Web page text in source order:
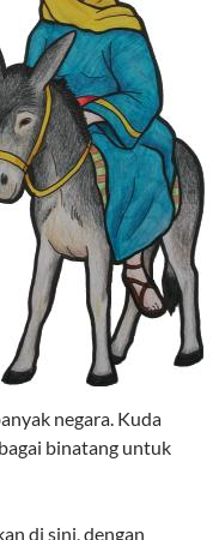
negara. Kuda
binatang untuk
di sini, dengan